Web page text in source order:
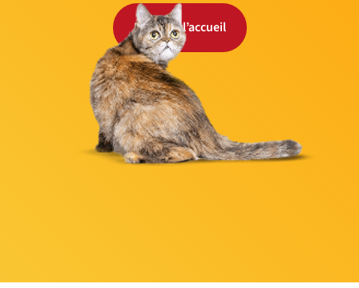
Retour à l’accueil